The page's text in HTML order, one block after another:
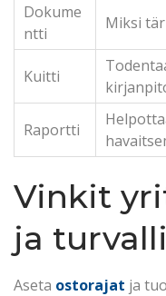
Dokume
ntti
Miksi
Kuitti
Raportti
Vinkit
ja
Aseta ostorajat ja